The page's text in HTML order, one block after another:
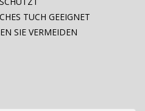
TUCH GEEIGNET
SIE VERMEIDEN